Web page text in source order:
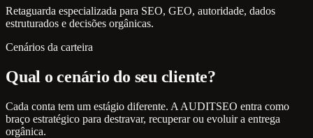
Retaguarda especializada para SEO, GEO, autoridade, dados
estruturados e decisões orgânicas.
Cenários da carteira
Qual o cenário do seu cliente?
Cada conta tem um estágio diferente. A AUDITSEO entra como
braço estratégico para destravar, recuperar ou evoluir a entrega
orgânica.